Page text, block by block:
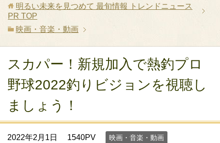
明るい未来を見つめて 最旬情報 トレンドニュース
PR TOP
映画・音楽・動画
スカパー！新規加入で熱釣プロ
野球2022釣りビジョンを視聴し
ましょう！
2022年2月1日 1540PV 映画・音楽・動画